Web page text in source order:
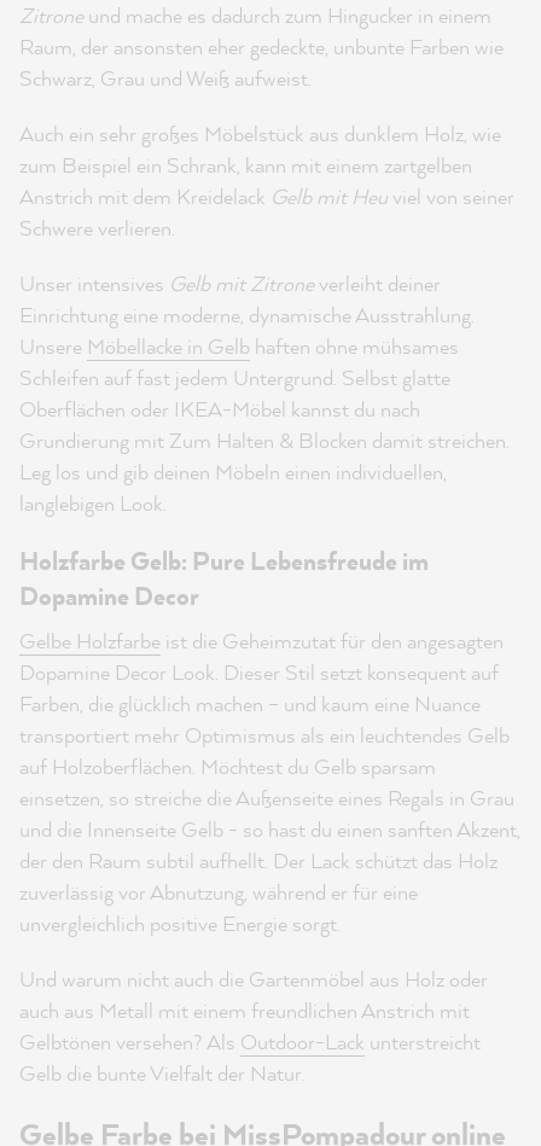
Zitroneund mache es dadurch zum Hingucker in einem
Raum, der ansonsten eher gedeckte, unbunte Farben wie
Schwarz, Grau und Weiß aufweist.
Auch ein sehr großes Möbelstück aus dunklem Holz, wie
zum Beispiel ein Schrank, kann mit einem zartgelben
Anstrich mit dem Kreidelack Gelb mit Heu viel von seiner
Schwere verlieren.
Unser intensives Gelb mit Zitroneverleiht deiner
Einrichtung eine moderne, dynamische Ausstrahlung.
Unsere Möbellacke in Gelb haften ohne mühsames
Schleifen auf fast jedem Untergrund. Selbst glatte
Oberflächen oder IKEA-Möbel kannst du nach
Grundierung mit Zum Halten & Blocken damit streichen.
Leg los und gib deinen Möbeln einen individuellen,
langlebigen Look.
Holzfarbe Gelb: Pure Lebensfreude im
Dopamine Decor
Gelbe Holzfarbe ist die Geheimzutat für den angesagten
Dopamine Decor Look. Dieser Stil setzt konsequent auf
Farben, die glücklich machen – und kaum eine Nuance
transportiert mehr Optimismus als ein leuchtendes Gelb
auf Holzoberflächen. Möchtest du Gelb sparsam
einsetzen, so streiche die Außenseite eines Regals in Grau
und die Innenseite Gelb - so hast du einen sanften Akzent,
der den Raum subtil aufhellt. Der Lack schützt das Holz
zuverlässig vor Abnutzung, während er für eine
unvergleichlich positive Energie sorgt.
Und warum nicht auch die Gartenmöbel aus Holz oder
auch aus Metall mit einem freundlichen Anstrich mit
Gelbtönen versehen? Als Outdoor-Lack unterstreicht
Gelb die bunte Vielfalt der Natur.
Gelbe Farbe bei MissPompadour online